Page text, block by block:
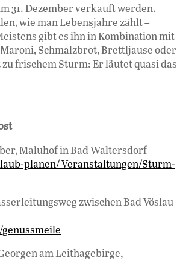
31. Dezember verkauft werden.
wie man Lebensjahre zählt –
gibt es ihn in Kombination mit
Schmalzbrot, Brettljause oder
frischem Sturm: Er läutet quasi das
Maluhof in Bad Waltersdorf
planen/ Veranstaltungen/Sturm-
zwischen Bad Vöslau
am Leithagebirge,